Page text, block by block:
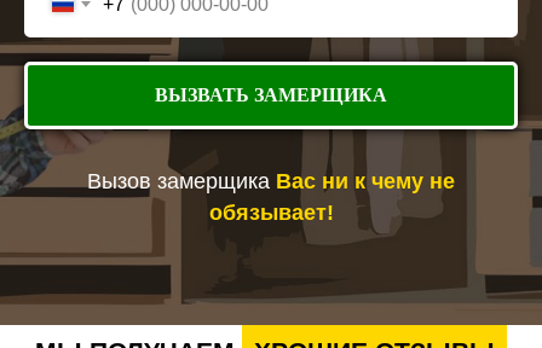
Индивидуальный подход к каждому проекту и
Большой выбор материалов, декоров и вариантов
оформления.
Собственное производство и контроль качества на
всех этапах изготовления.
Бесплатный замер с выездом специалиста на
Гарантия на мебель и выполненные монтажные
работы.
Как заказать кухонный шкаф венге
ВЫЗВАТЬ ЗАМЕРЩИКА
Вызов замерщика Вас ни к чему не
обязывает!